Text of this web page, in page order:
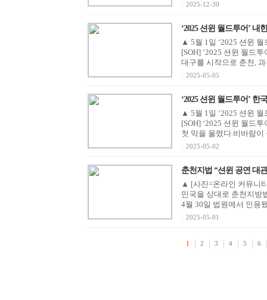
2025-12-30
‘2025 션윈 월드투어’ 내
▲ 5월 1일 ‘2025 션윈
[SOH] ‘2025 션윈 월드
대구를 시작으로 춘천,
2025-05-05
‘2025 션윈 월드투어’ 한
▲ 5월 1일 ‘2025 션윈
[SOH] ‘2025 션윈 월드
첫 막을 올렸다.비바람이
2025-05-02
춘천지법 “션윈 공연 대
▲ [사진=온라인 커뮤니
민국을 상대로 춘천지방
4월 30일 법원에서 인용
2025-05-01
1 2 3 4 5 6